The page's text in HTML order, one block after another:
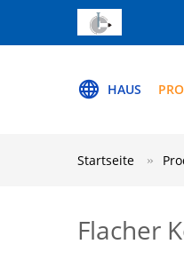
HAUS
Startseite
Flacher